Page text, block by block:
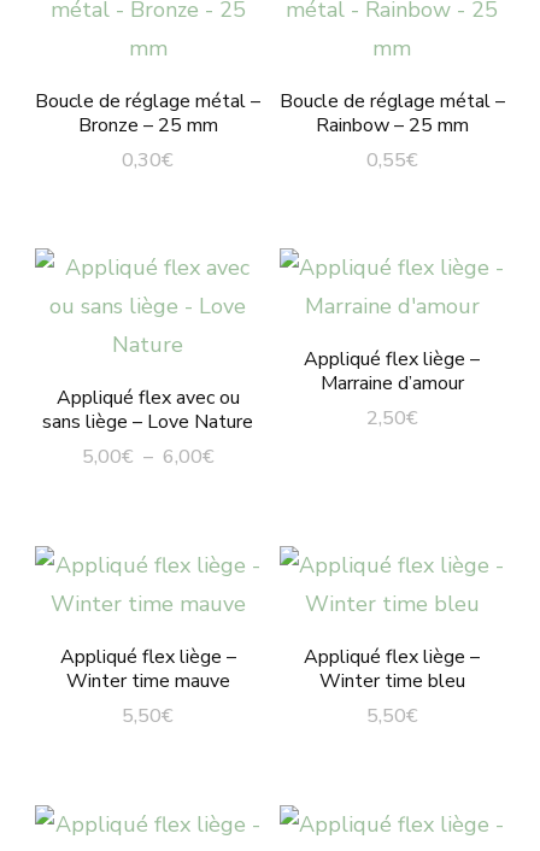
Boucle de réglage métal –
Bronze – 25 mm
0,30€
Boucle de réglage métal –
Rainbow – 25 mm
0,55€
Appliqué flex avec ou
sans liège – Love Nature
5,00€ – 6,00€Plage
à
6,00€
a
plusieurs
variations.
Les
options
Appliqué flex liège –
Marraine d’amour
2,50€
Appliqué flex liège –
Winter time mauve
5,50€
Appliqué flex liège –
Winter time bleu
5,50€